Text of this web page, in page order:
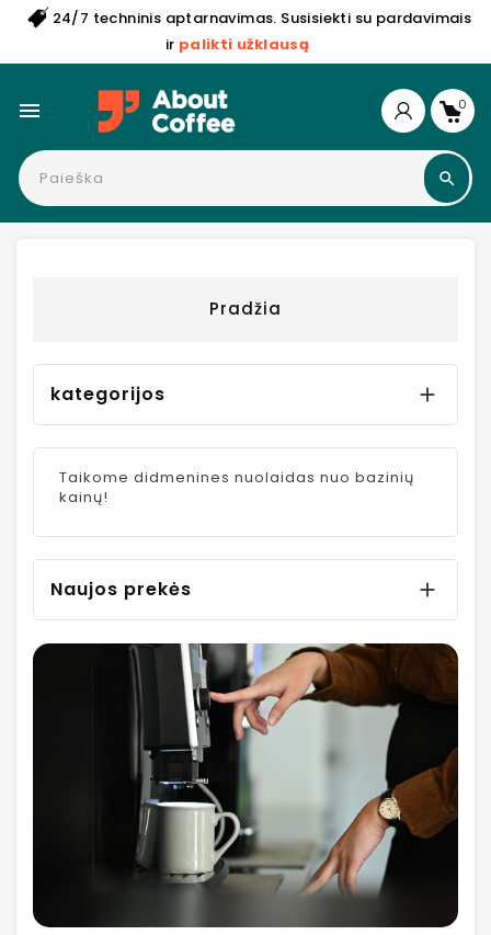
24/7 techninis aptarnavimas. Susisiekti su pardavimais
ir palikti užklausą
 0
Pradžia
kategorijos 
Taikome didmenines nuolaidas nuo bazinių
kainų!
Naujos prekės 